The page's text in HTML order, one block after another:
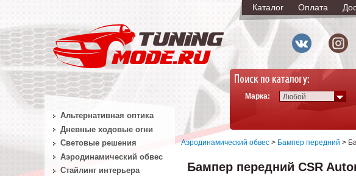
Каталог Оплата
Марка: Любой
Аэродинамический обвес > Бампер передний >
Бампер передний CSR
Альтернативная оптика
Дневные ходовые огни
Световые решения
Аэродинамический обвес
Стайлинг интерьера